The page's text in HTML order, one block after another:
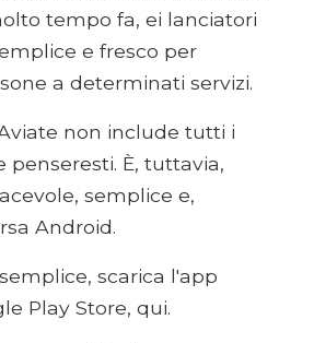
tempo fa, ei lanciatori
e fresco per
a determinati servizi.
non include tutti i
penseresti. È, tuttavia,
semplice e,
Android.
scarica l'app
Play Store, qui.